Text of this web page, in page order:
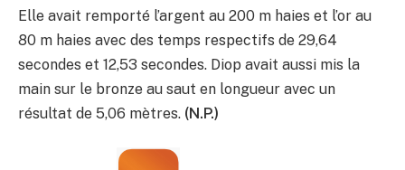
Elle avait remporté l’argent au 200 m haies et l’or au
80 m haies avec des temps respectifs de 29,64
secondes et 12,53 secondes. Diop avait aussi mis la
main sur le bronze au saut en longueur avec un
résultat de 5,06 mètres. (N.P.)